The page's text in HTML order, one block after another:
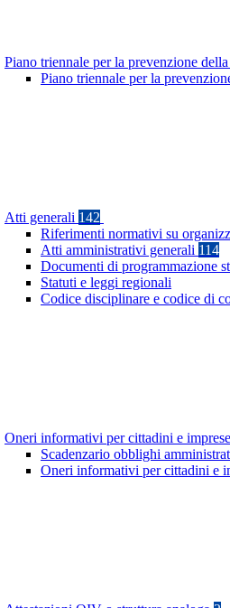
Piano triennale per la prevenzione
Piano triennale per la
Atti generali 142
Riferimenti normativi su
Atti amministrativi generali 114
Documenti di programmazione
Statuti e leggi regionali
Codice disciplinare e codice di
Oneri informativi per cittadini e imprese
Scadenzario obblighi
Oneri informativi per cittadini e